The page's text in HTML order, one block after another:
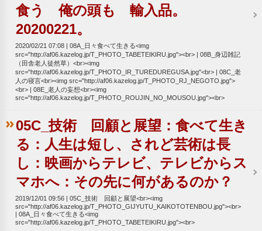
食う 俺の頭も 輸入品。
20200221。
2020/02/21 07:08
08A_日々食べて生きる<img
src="http://af06.kazelog.jp/T_PHOTO_TABETEIKIRU.jpg"><br>
08B_身辺雑記
（田舎老人徒然草）<br><img
src="http://af06.kazelog.jp/T_PHOTO_IR_TUREDUREGUSA.jpg"<br>
08C_老
人の寝言<br><img src="http://af06.kazelog.jp/T_PHOTO_RJ_NEGOTO.jpg">
<br>
08E_老人の妄想<br><img
src="http://af06.kazelog.jp/T_PHOTO_ROUJIN_NO_MOUSOU.jpg"><br>
05C_技術 回顧と展望：食べて生き
る：人生は短し、されど芸術は長
し：映画からテレビ、テレビからス
マホへ：その先に何があるのか？
2019/12/01 09:56
05C_技術 回顧と展望<br><img
src="http://af06.kazelog.jp/T_PHOTO_GIJYUTU_KAIKOTOTENBOU.jpg"><br>
08A_日々食べて生きる<img
src="http://af06.kazelog.jp/T_PHOTO_TABETEIKIRU.jpg"><br>